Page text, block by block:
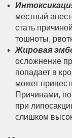
местный
стать
тошноты,
Жировая
осложнение
попадает в
может
Причинами,
при
слишком